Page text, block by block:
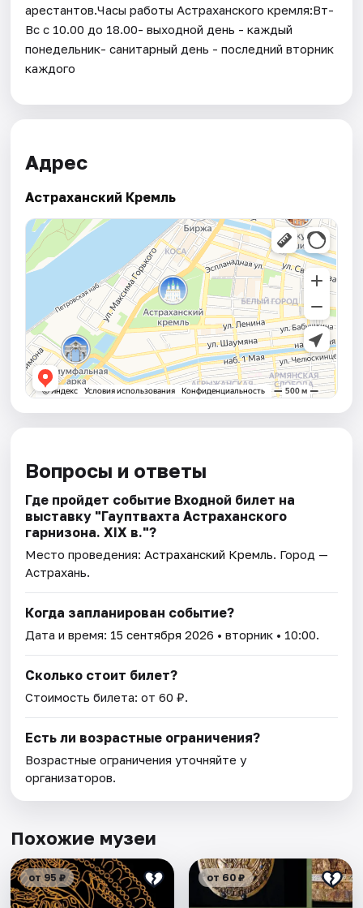
арестантов.Часы работы Астраханского кремля:Вт-
Вс с 10.00 до 18.00- выходной день - каждый
понедельник- санитарный день - последний вторник
каждого
Адрес
Астраханский Кремль
Вопросы и ответы
Где пройдет событие Входной билет на
выставку "Гауптвахта Астраханского
гарнизона. XIX в."?
Место проведения:Астраханский Кремль. Город —
Астрахань.
Когда запланирован событие?
Дата и время: 15 сентября 2026 • вторник • 10:00.
Сколько стоит билет?
Стоимость билета: от 60 ₽.
Есть ли возрастные ограничения?
Возрастные ограничения уточняйте у
организаторов.
Похожие музеи
от 95 ₽ от 60 ₽